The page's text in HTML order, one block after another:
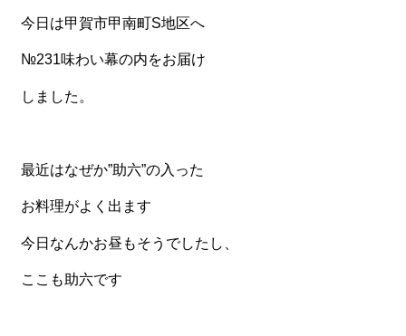
8,000円~
食材から選ぶ
お肉メイン弁当
お野菜メイン弁当
旬の食材弁当
種類から選ぶ
近江(滋賀)地方ゆかりの弁当
今日は甲賀市甲南町S地区へ
№231味わい幕の内をお届け
しました。
最近はなぜか”助六”の入った
お料理がよく出ます
今日なんかお昼もそうでしたし、
ここも助六です